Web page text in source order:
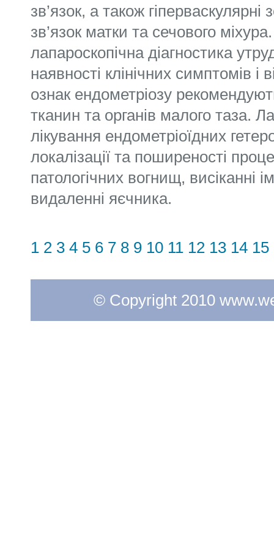
зв’язок, а також
зв’язок матки та сечового
лапароскопічна діагностика
наявності клінічних симптомів і
ознак ендометріозу
тканин та органів малого таза.
лікування ендометріоїдних
локалізації та поширеності
патологічних вогнищ, висіканні
видаленні яєчника.
1 2 3 4 5 6 7 8 9 10 11 12 13 14 15
© Copyright 2010